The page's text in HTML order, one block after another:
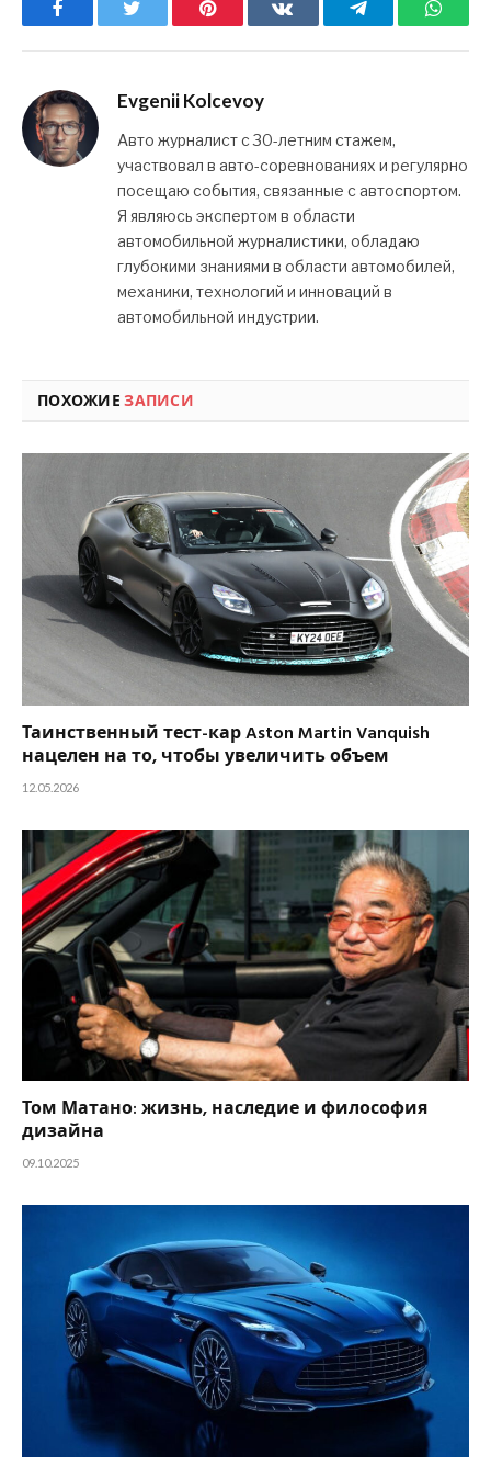
Facebook Pinterest ВКонтактеTelegram
Evgenii Kolcevoy
Авто журналист с 30-летним стажем,
участвовал в авто-соревнованиях и регулярно
посещаю события, связанные с автоспортом.
Я являюсь экспертом в области
автомобильной журналистики, обладаю
глубокими знаниями в области автомобилей,
механики, технологий и инноваций в
автомобильной индустрии.
ПОХОЖИЕЗАПИСИ
Таинственный тест-кар Aston Martin Vanquish
нацелен на то, чтобы увеличить объем
12.05.2026
Том Матано: жизнь, наследие и философия
дизайна
09.10.2025